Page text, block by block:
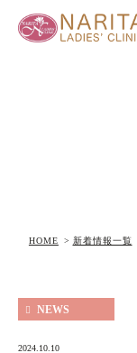
HOME 新着情報一覧
NEWS
2024.10.10